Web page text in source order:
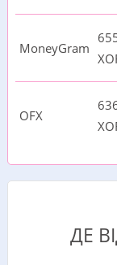
MoneyGram
OFX
ДЕ